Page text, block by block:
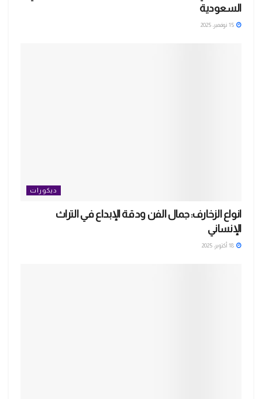
السعودية
ديكورات
انواع الزخارف: جمال الفن ودقة الإبداع في التراث
الإنساني